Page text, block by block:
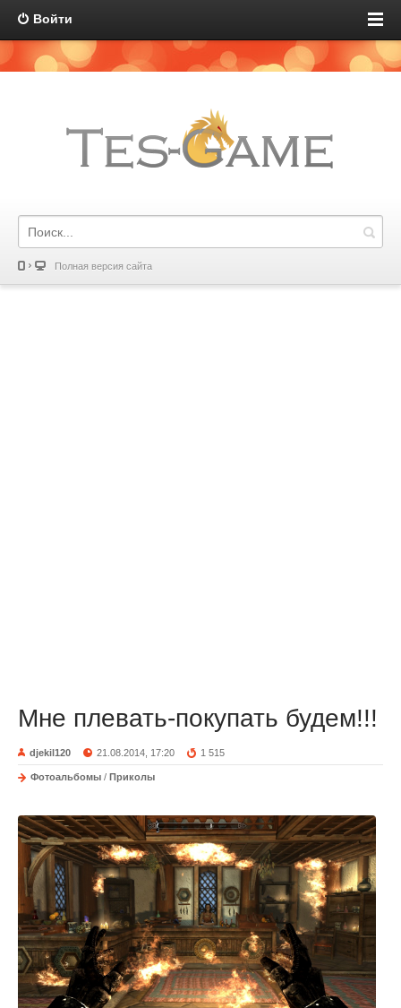
Войти
Полная версия сайта
Мне плевать-покупать будем!!!
djekil120 21.08.2014, 17:20 1 515
Фотоальбомы / Приколы